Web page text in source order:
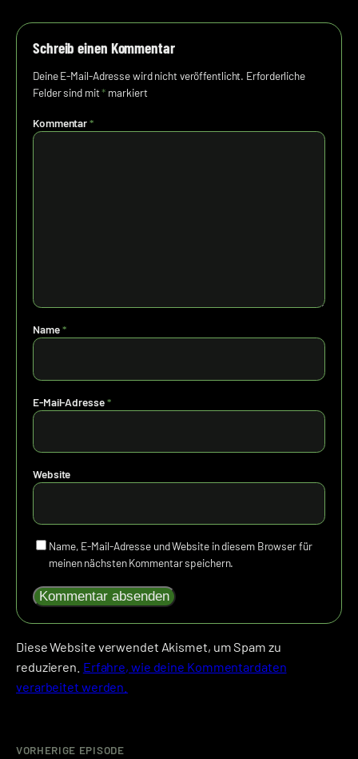
Schreib einen Kommentar
Deine E-Mail-Adresse wird nicht veröffentlicht. Erforderliche
Felder sind mit* markiert
Kommentar*
Name*
E-Mail-Adresse*
Website
Name, E-Mail-Adresse und Website in diesem Browser für
meinen nächsten Kommentar speichern.
Diese Website verwendet Akismet, um Spam zu
reduzieren. Erfahre, wie deine Kommentardaten
verarbeitet werden.
VORHERIGE EPISODE